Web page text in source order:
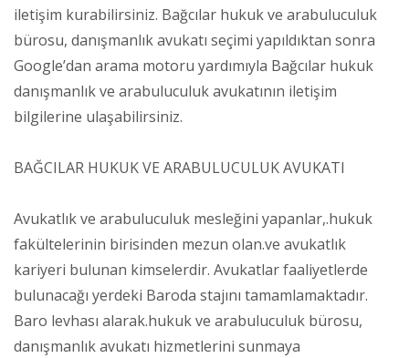
iletişim kurabilirsiniz. Bağcılar hukuk ve arabuluculuk
bürosu, danışmanlık avukatı seçimi yapıldıktan sonra
Google’dan arama motoru yardımıyla Bağcılar hukuk
danışmanlık ve arabuluculuk avukatının iletişim
bilgilerine ulaşabilirsiniz.
BAĞCILAR HUKUK VE ARABULUCULUK AVUKATI
Avukatlık ve arabuluculuk mesleğini yapanlar,.hukuk
fakültelerinin birisinden mezun olan.ve avukatlık
kariyeri bulunan kimselerdir. Avukatlar faaliyetlerde
bulunacağı yerdeki Baroda stajını tamamlamaktadır.
Baro levhası alarak.hukuk ve arabuluculuk bürosu,
danışmanlık avukatı hizmetlerini sunmaya